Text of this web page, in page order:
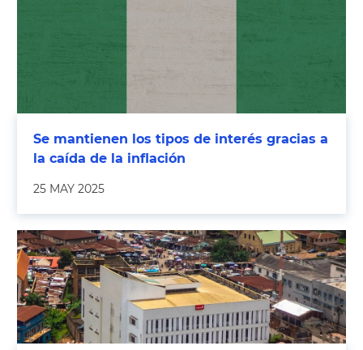
Se mantienen los tipos de interés gracias a
la caída de la inflación
25 MAY 2025